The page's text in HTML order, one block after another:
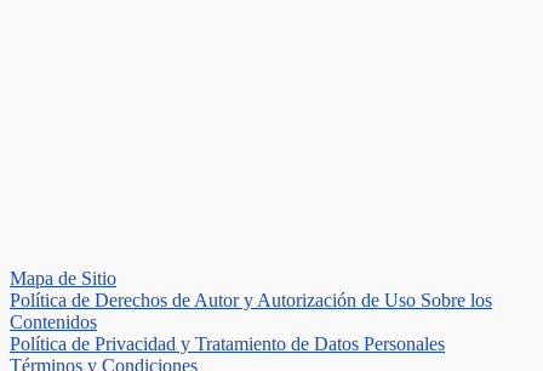
Mapa de Sitio
Política de Derechos de Autor y Autorización de Uso Sobre los
Contenidos
Política de Privacidad y Tratamiento de Datos Personales
Términos y Condiciones